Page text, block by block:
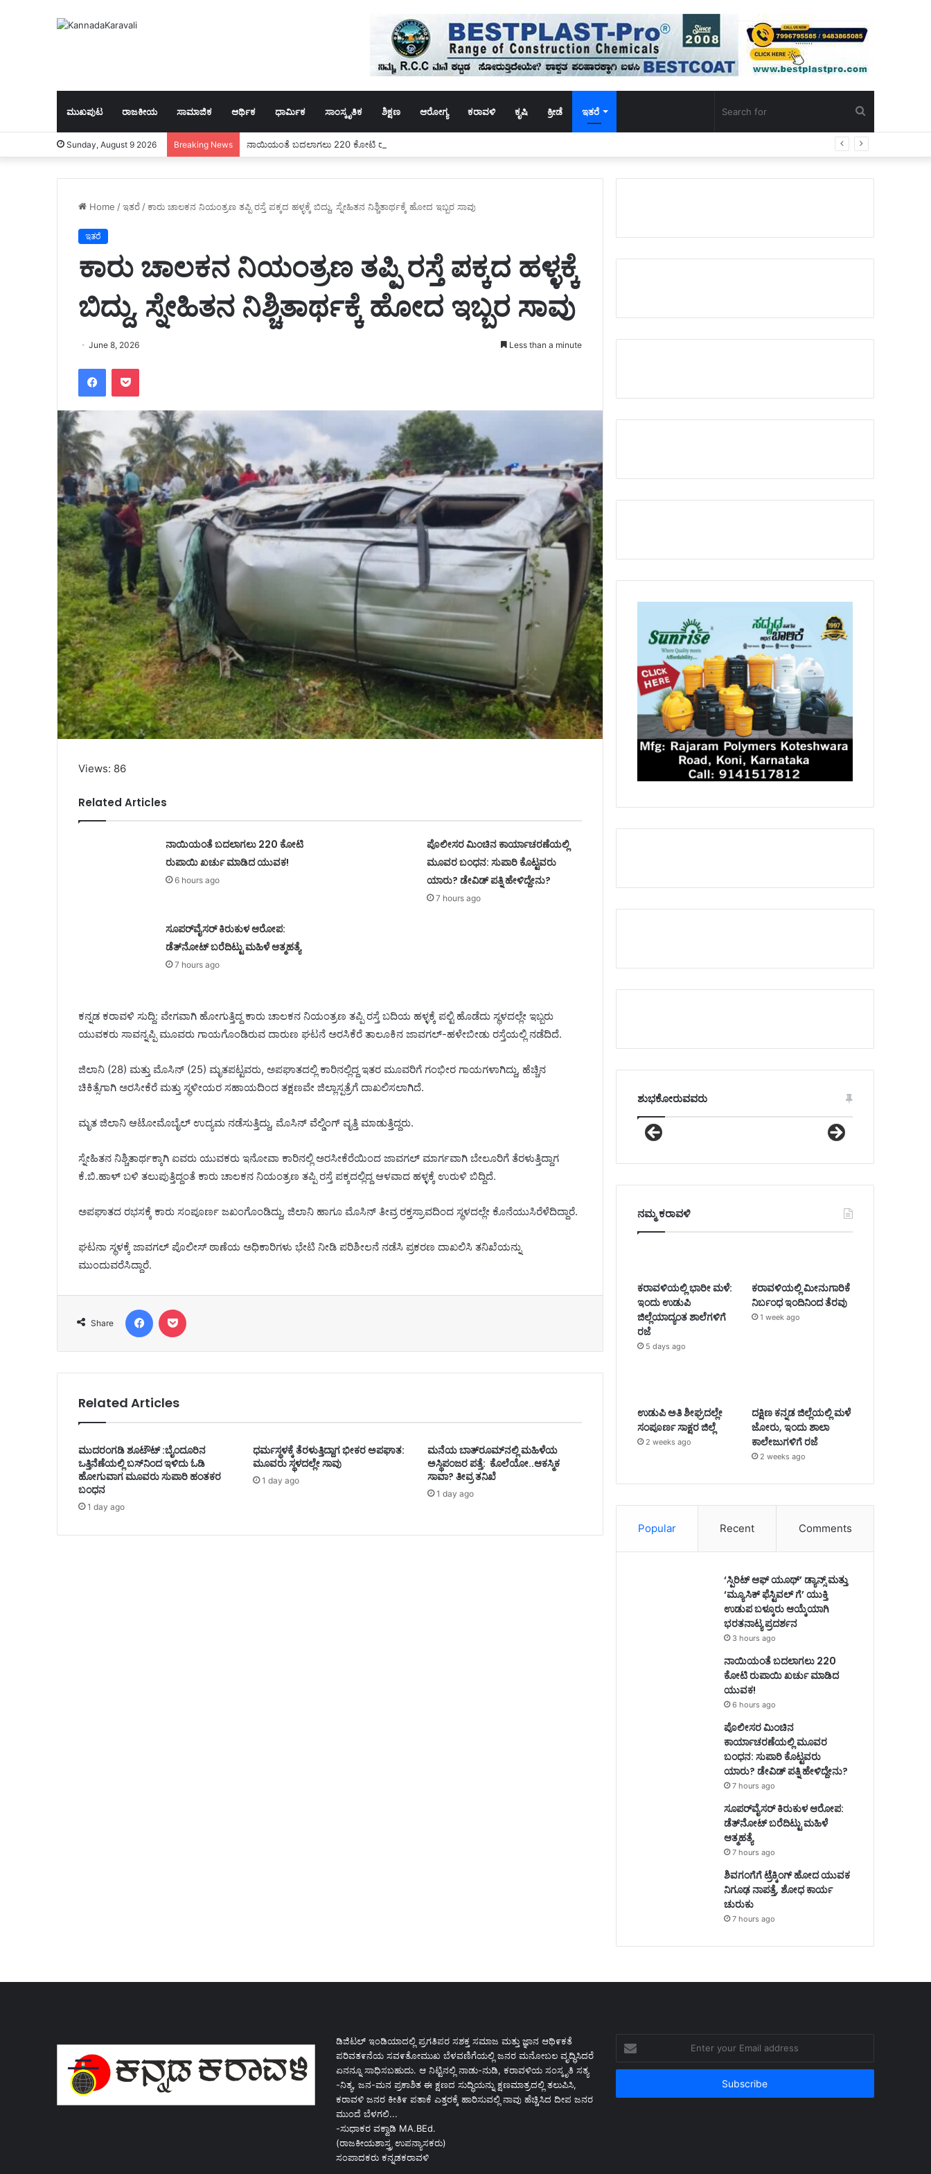
ಮುಖಪುಟ ರಾಜಕೀಯ ಸಾಮಾಜಿಕ ಆರ್ಥಿಕ ಧಾರ್ಮಿಕ ಸಾಂಸ್ಕೃತಿಕ ಶಿಕ್ಷಣ ಆರೋಗ್ಯ ಕರಾವಳಿ ಕೃಷಿ ಕ್ರೀಡೆ ಇತರೆ Search
for
Sunday, August 9 2026 Breaking News ನಾಯಿಯಂತೆ ಬದಲಾಗಲು 220 ಕೋಟಿ ರುಪಾಯಿ ಖರ್ಚು ಮಾಡಿದ ಯುವಕ!
Home / ಇತರೆ / ಕಾರು ಚಾಲಕನ ನಿಯಂತ್ರಣ ತಪ್ಪಿ ರಸ್ತೆ ಪಕ್ಕದ ಹಳ್ಳಕ್ಕೆ ಬಿದ್ದು, ಸ್ನೇಹಿತನ ನಿಶ್ಚಿತಾರ್ಥಕ್ಕೆ ಹೋದ ಇಬ್ಬರ ಸಾವು
ಇತರೆ
ಕಾರು ಚಾಲಕನ ನಿಯಂತ್ರಣ ತಪ್ಪಿ ರಸ್ತೆ ಪಕ್ಕದ ಹಳ್ಳಕ್ಕೆ
ಬಿದ್ದು, ಸ್ನೇಹಿತನ ನಿಶ್ಚಿತಾರ್ಥಕ್ಕೆ ಹೋದ ಇಬ್ಬರ ಸಾವು
June 8, 2026 Less than a minute
FacebookPocket
Views: 86
Related Articles
ನಾಯಿಯಂತೆ ಬದಲಾಗಲು 220 ಕೋಟಿ
ರುಪಾಯಿ ಖರ್ಚು ಮಾಡಿದ ಯುವಕ!
6 hours ago
ಪೊಲೀಸರ ಮಿಂಚಿನ ಕಾರ್ಯಾಚರಣೆಯಲ್ಲಿ
ಮೂವರ ಬಂಧನ: ಸುಪಾರಿ ಕೊಟ್ಟವರು
ಯಾರು? ಡೇವಿಡ್ ಪತ್ನಿ ಹೇಳಿದ್ದೇನು?
7 hours ago
ಸೂಪರ್‌ವೈಸರ್‌ ಕಿರುಕುಳ ಆರೋಪ:
ಡೆತ್‌ನೋಟ್‌ ಬರೆದಿಟ್ಟು ಮಹಿಳೆ ಆತ್ಮಹತ್ಯೆ
7 hours ago
ಕನ್ನಡ ಕರಾವಳಿ ಸುದ್ದಿ: ವೇಗವಾಗಿ ಹೋಗುತ್ತಿದ್ದ ಕಾರು ಚಾಲಕನ ನಿಯಂತ್ರಣ ತಪ್ಪಿ ರಸ್ತೆ ಬದಿಯ ಹಳ್ಳಕ್ಕೆ ಪಲ್ಟಿ ಹೊಡೆದು ಸ್ಥಳದಲ್ಲೇ ಇಬ್ಬರು
ಯುವಕರು ಸಾವನ್ನಪ್ಪಿ ಮೂವರು ಗಾಯಗೊಂಡಿರುವ ದಾರುಣ ಘಟನೆ ಅರಸಿಕೆರೆ ತಾಲೂಕಿನ ಜಾವಗಲ್-ಹಳೇಬೀಡು ರಸ್ತೆಯಲ್ಲಿ ನಡೆದಿದೆ.
ಜಿಲಾನಿ (28) ಮತ್ತು ಮೊಸಿನ್ (25) ಮೃತಪಟ್ಟವರು, ಅಪಘಾತದಲ್ಲಿ ಕಾರಿನಲ್ಲಿದ್ದ ಇತರ ಮೂವರಿಗೆ ಗಂಭೀರ ಗಾಯಗಳಾಗಿದ್ದು, ಹೆಚ್ಚಿನ
ಚಿಕಿತ್ಸೆಗಾಗಿ ಅರಸೀಕೆರೆ ಮತ್ತು ಸ್ಥಳೀಯರ ಸಹಾಯದಿಂದ ತಕ್ಷಣವೇ ಜಿಲ್ಲಾಸ್ಪತ್ರೆಗೆ ದಾಖಲಿಸಲಾಗಿದೆ.
ಮೃತ ಜಿಲಾನಿ ಆಟೋಮೊಬೈಲ್ ಉದ್ಯಮ ನಡೆಸುತ್ತಿದ್ದು, ಮೊಸಿನ್ ವೆಲ್ಡಿಂಗ್ ವೃತ್ತಿ ಮಾಡುತ್ತಿದ್ದರು.
ಸ್ನೇಹಿತನ ನಿಶ್ಚಿತಾರ್ಥಕ್ಕಾಗಿ ಐವರು ಯುವಕರು ಇನೋವಾ ಕಾರಿನಲ್ಲಿ ಅರಸೀಕೆರೆಯಿಂದ ಜಾವಗಲ್ ಮಾರ್ಗವಾಗಿ ಬೇಲೂರಿಗೆ ತೆರಳುತ್ತಿದ್ದಾಗ
ಕೆ.ಬಿ.ಹಾಳ್ ಬಳಿ ತಲುಪುತ್ತಿದ್ದಂತೆ ಕಾರು ಚಾಲಕನ ನಿಯಂತ್ರಣ ತಪ್ಪಿ ರಸ್ತೆ ಪಕ್ಕದಲ್ಲಿದ್ದ ಆಳವಾದ ಹಳ್ಳಕ್ಕೆ ಉರುಳಿ ಬಿದ್ದಿದೆ.
ಅಪಘಾತದ ರಭಸಕ್ಕೆ ಕಾರು ಸಂಪೂರ್ಣ ಜಖಂಗೊಂಡಿದ್ದು, ಜಿಲಾನಿ ಹಾಗೂ ಮೊಸಿನ್ ತೀವ್ರ ರಕ್ತಸ್ರಾವದಿಂದ ಸ್ಥಳದಲ್ಲೇ ಕೊನೆಯುಸಿರೆಳೆದಿದ್ದಾರೆ.
ಘಟನಾ ಸ್ಥಳಕ್ಕೆ ಜಾವಗಲ್ ಪೊಲೀಸ್ ಠಾಣೆಯ ಅಧಿಕಾರಿಗಳು ಭೇಟಿ ನೀಡಿ ಪರಿಶೀಲನೆ ನಡೆಸಿ ಪ್ರಕರಣ ದಾಖಲಿಸಿ ತನಿಖೆಯನ್ನು
ಮುಂದುವರೆಸಿದ್ದಾರೆ.
Share
Facebook
Related Articles
ಮುದರಂಗಡಿ ಶೂಟೌಟ್ :ಬೈಂದೂರಿನ
ಒತ್ತಿನೆಣೆಯಲ್ಲಿ ಬಸ್‌ನಿಂದ ಇಳಿದು ಓಡಿ
ಹೋಗುವಾಗ ಮೂವರು ಸುಪಾರಿ ಹಂತಕರ
ಬಂಧನ
1 day ago
ಧರ್ಮಸ್ಥಳಕ್ಕೆ ತೆರಳುತ್ತಿದ್ದಾಗ ಭೀಕರ ಅಪಘಾತ:
ಮೂವರು ಸ್ಥಳದಲ್ಲೇ ಸಾವು
1 day ago
ಮನೆಯ ಬಾತ್‌ರೂಮ್‌ನಲ್ಲಿ ಮಹಿಳೆಯ
ಅಸ್ಥಿಪಂಜರ ಪತ್ತೆ: ಕೊಲೆಯೋ..ಆಕಸ್ಮಿಕ
ಸಾವಾ? ತೀವ್ರ ತನಿಖೆ
1 day ago
ಶುಭಕೋರುವವರು
ನಮ್ಮ ಕರಾವಳಿ
ಕರಾವಳಿಯಲ್ಲಿ ಭಾರೀ ಮಳೆ:
ಇಂದು ಉಡುಪಿ
ಜಿಲ್ಲೆಯಾದ್ಯಂತ ಶಾಲೆಗಳಿಗೆ
ರಜೆ
5 days ago
ಕರಾವಳಿಯಲ್ಲಿ ಮೀನುಗಾರಿಕೆ
ನಿರ್ಬಂಧ ಇಂದಿನಿಂದ ತೆರವು
1 week ago
ಉಡುಪಿ ಅತಿ ಶೀಘ್ರದಲ್ಲೇ
ಸಂಪೂರ್ಣ ಸಾಕ್ಷರ ಜಿಲ್ಲೆ
2 weeks ago
ದಕ್ಷಿಣ ಕನ್ನಡ ಜಿಲ್ಲೆಯಲ್ಲಿ ಮಳೆ
ಜೋರು, ಇಂದು ಶಾಲಾ
ಕಾಲೇಜುಗಳಿಗೆ ರಜೆ
2 weeks ago
Popular Recent Comments
‘ಸ್ಪಿರಿಟ್ ಆಫ್ ಯೂಥ್’ ಡ್ಯಾನ್ಸ್ ಮತ್ತು
‘ಮ್ಯೂಸಿಕ್ ಫೆಸ್ಟಿವಲ್ ಗೆ’ ಯುಕ್ತಿ
ಉಡುಪ ಬಳ್ಕೂರು ಆಯ್ಕೆಯಾಗಿ
ಭರತನಾಟ್ಯ ಪ್ರದರ್ಶನ
3 hours ago
ನಾಯಿಯಂತೆ ಬದಲಾಗಲು 220
ಕೋಟಿ ರುಪಾಯಿ ಖರ್ಚು ಮಾಡಿದ
ಯುವಕ!
6 hours ago
ಪೊಲೀಸರ ಮಿಂಚಿನ
ಕಾರ್ಯಾಚರಣೆಯಲ್ಲಿ ಮೂವರ
ಬಂಧನ: ಸುಪಾರಿ ಕೊಟ್ಟವರು
ಯಾರು? ಡೇವಿಡ್ ಪತ್ನಿ ಹೇಳಿದ್ದೇನು?
7 hours ago
ಸೂಪರ್‌ವೈಸರ್‌ ಕಿರುಕುಳ ಆರೋಪ:
ಡೆತ್‌ನೋಟ್‌ ಬರೆದಿಟ್ಟು ಮಹಿಳೆ
ಆತ್ಮಹತ್ಯೆ
7 hours ago
ಶಿವಗಂಗೆಗೆ ಟ್ರೆಕ್ಕಿಂಗ್‌ ಹೋದ ಯುವಕ
ನಿಗೂಢ ನಾಪತ್ತೆ, ಶೋಧ ಕಾರ್ಯ
ಚುರುಕು
7 hours ago
ಡಿಜಿಟಲ್ ಇಂಡಿಯಾದಲ್ಲಿ ಪ್ರಗತಿಪರ ಸಶಕ್ತ ಸಮಾಜ ಮತ್ತು ಜ್ಞಾನ ಆಥಿ೯ಕತೆ
ಪರಿವತ೯ನೆಯ ಸವ೯ತೋಮುಖ ಬೆಳವಣಿಗೆಯಲ್ಲಿ ಜನರ ಮನೋಬಲ ವೃದ್ಧಿಸಿದರೆ
ಏನನ್ನೂ ಸಾಧಿಸಬಹುದು. ಆ ನಿಟ್ಟಿನಲ್ಲಿ ನಾಡು-ನುಡಿ, ಕರಾವಳಿಯ ಸಂಸ್ಕೃತಿ ಸತ್ಯ
-ನಿತ್ಯ, ಜನ-ಮನ ಪ್ರಕಾಶಿತ ಈ ಕ್ಷಣದ ಸುದ್ಧಿಯನ್ನು ಕ್ಷಣಮಾತ್ರದಲ್ಲಿ ತಲುಪಿಸಿ,
ಕರಾವಳಿ ಜನರ ಕೀತಿ೯ ಪತಾಕೆ ಎತ್ತರಕ್ಕೆ ಹಾರಿಸುವಲ್ಲಿ ನಾವು ಹೆಚ್ಚಿಸಿದ ದೀಪ ಜನರ
ಮುಂದೆ ಬೆಳಗಲಿ...
-ಸುಧಾಕರ ವಕ್ವಾಡಿ MA.BEd.
(ರಾಜಕೀಯಶಾಸ್ತ್ರ ಉಪನ್ಯಾಸಕರು)
ಸಂಪಾದಕರು ಕನ್ನಡಕರಾವಳಿ
your
Email